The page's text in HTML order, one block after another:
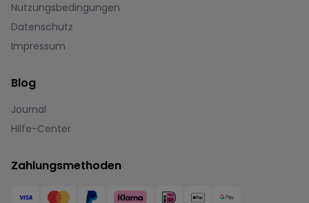
Nutzungsbedingungen
Datenschutz
Impressum
Blog
Journal
Hilfe-Center
Zahlungsmethoden